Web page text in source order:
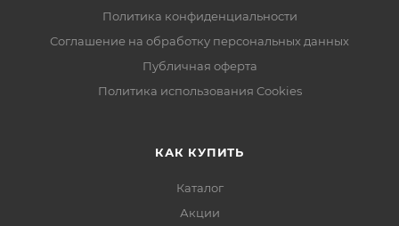
Политика конфиденциальности
Соглашение на обработку персональных данных
Публичная оферта
Политика использования Cookies
КАК КУПИТЬ
Каталог
Акции